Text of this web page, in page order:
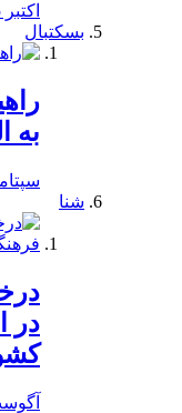
اکتبر 15, 2019
بسکتبال
به
سپتامبر 24,
شنا
در
آگوست 23,